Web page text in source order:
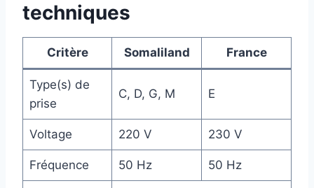
techniques
Critère Somaliland France
Type(s) de
prise
C, D, G, M E
Voltage 220 V 230 V
Fréquence 50 Hz 50 Hz